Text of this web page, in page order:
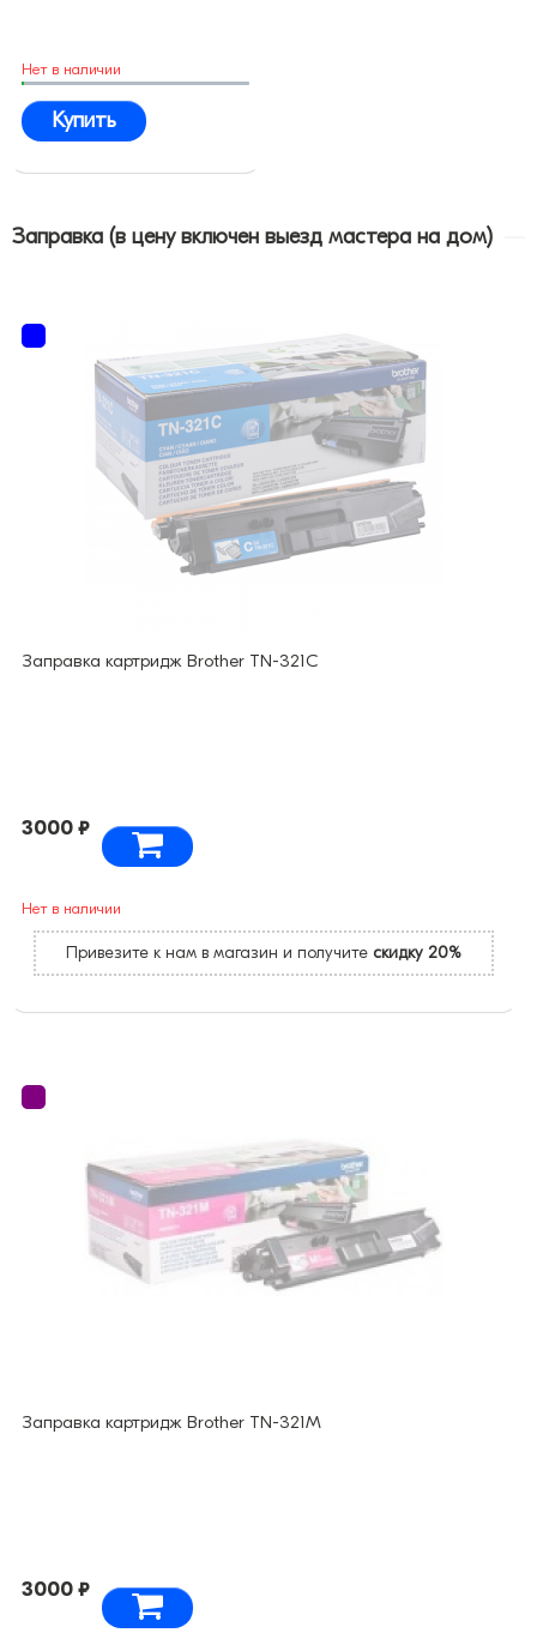
Нет в наличии
Купить
Заправка (в цену включен выезд мастера на дом)
Заправка картридж Brother TN-321C
3000 ₽
Нет в наличии
Привезите к нам в магазин и получите скидку 20%
Заправка картридж Brother TN-321M
3000 ₽